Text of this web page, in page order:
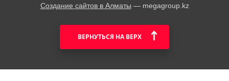
Создание сайтов в Алматы — megagroup.kz
ВЕРНУТЬСЯ НА ВЕРХ